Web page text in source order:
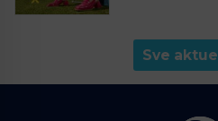
Sve